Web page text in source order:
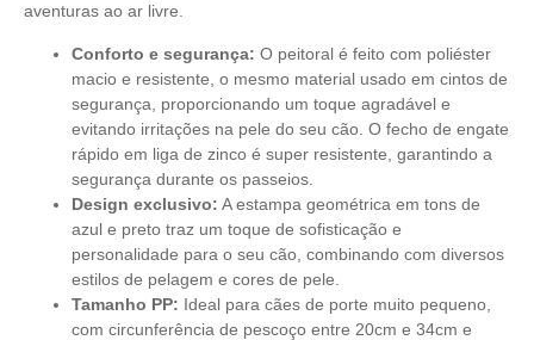
aventuras ao ar livre.
Conforto e segurança: O peitoral é feito com poliéster
macio e resistente, o mesmo material usado em cintos de
segurança, proporcionando um toque agradável e
evitando irritações na pele do seu cão. O fecho de engate
rápido em liga de zinco é super resistente, garantindo a
segurança durante os passeios.
Design exclusivo: A estampa geométrica em tons de
azul e preto traz um toque de sofisticação e
personalidade para o seu cão, combinando com diversos
estilos de pelagem e cores de pele.
Tamanho PP: Ideal para cães de porte muito pequeno,
com circunferência de pescoço entre 20cm e 34cm e